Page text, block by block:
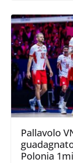
Pallavolo
Polonia